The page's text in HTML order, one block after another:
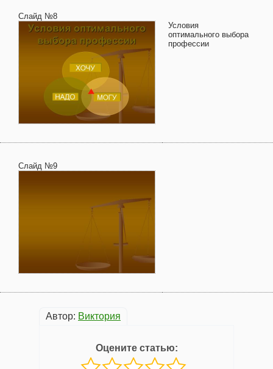
Слайд №8
Условия
оптимального выбора
профессии
Слайд №9
Автор: Виктория
Оцените статью: